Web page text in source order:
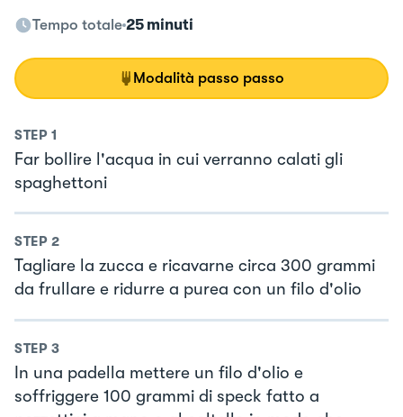
Tempo totale 25 minuti
Modalità passo passo
STEP 1
Far bollire l'acqua in cui verranno calati gli
spaghettoni
STEP 2
Tagliare la zucca e ricavarne circa 300 grammi
da frullare e ridurre a purea con un filo d'olio
STEP 3
In una padella mettere un filo d'olio e
soffriggere 100 grammi di speck fatto a